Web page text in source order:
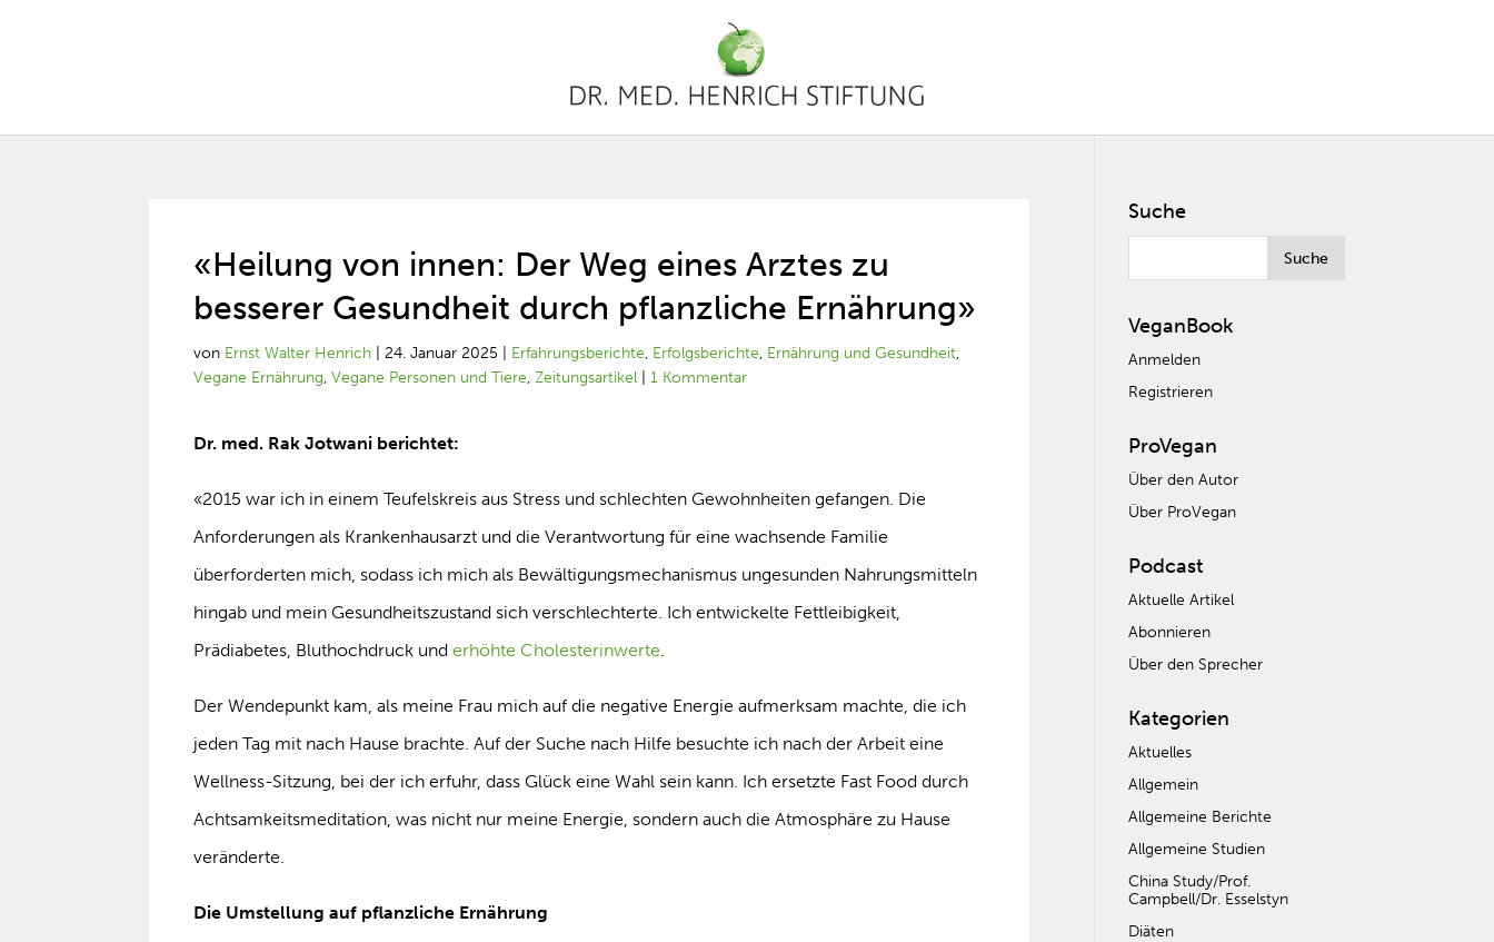
«Heilung von innen: Der Weg eines Arztes zu
besserer Gesundheit durch pflanzliche Ernährung»
von Ernst Walter Henrich |24. Januar 2025 Erfahrungsberichte, Erfolgsberichte, Ernährung und Gesundheit,
Vegane Ernährung,Vegane Personen und Tiere,Zeitungsartikel |1 Kommentar
Dr. med. Rak Jotwani berichtet:
«2015 war ich in einem Teufelskreis aus Stress und schlechten Gewohnheiten gefangen. Die
Anforderungen als Krankenhausarzt und die Verantwortung für eine wachsende Familie
überforderten mich, sodass ich mich als Bewältigungsmechanismus ungesunden Nahrungsmitteln
hingab und mein Gesundheitszustand sich verschlechterte. Ich entwickelte Fettleibigkeit,
Prädiabetes, Bluthochdruck underhöhte Cholesterinwerte.
Der Wendepunkt kam, als meine Frau mich auf die negative Energie aufmerksam machte, die ich
jeden Tag mit nach Hause brachte. Auf der Suche nach Hilfe besuchte ich nach der Arbeit eine
Wellness-Sitzung, bei der ich erfuhr, dass Glück eine Wahl sein kann. Ich ersetzte Fast Food durch
Achtsamkeitsmeditation, was nicht nur meine Energie, sondern auch die Atmosphäre zu Hause
veränderte.
Die Umstellung auf pflanzliche Ernährung
Suche
VeganBook
Anmelden
Registrieren
ProVegan
Über den Autor
Über ProVegan
Podcast
Aktuelle Artikel
Abonnieren
Über den Sprecher
Kategorien
Aktuelles
Allgemein
Allgemeine Berichte
Allgemeine Studien
China Study/Prof.
Campbell/Dr. Esselstyn
Diäten